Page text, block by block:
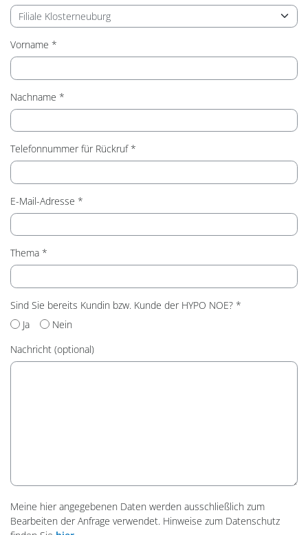
Vorname
Nachname
Telefonnummer für Rückruf
E-Mail-Adresse
Thema
Sind Sie bereits Kundin bzw. Kunde der HYPO NOE?
Ja
Nein
Nachricht (optional)
Meine hier angegebenen Daten werden ausschließlich zum
Bearbeiten der Anfrage verwendet. Hinweise zum Datenschutz